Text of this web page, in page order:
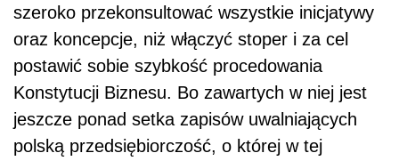
szeroko przekonsultować wszystkie inicjatywy
oraz koncepcje, niż włączyć stoper i za cel
postawić sobie szybkość procedowania
Konstytucji Biznesu. Bo zawartych w niej jest
jeszcze ponad setka zapisów uwalniających
polską przedsiębiorczość, o której w tej